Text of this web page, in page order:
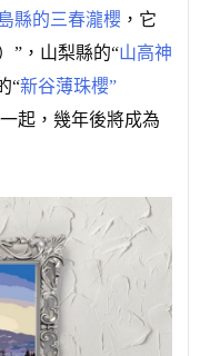
縣的三春瀧櫻 ，它
”，山梨縣的“山高神
“新谷薄珠櫻”
一起，幾年後將成為